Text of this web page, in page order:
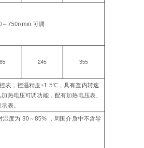
～750r/min 可调
245 355
表，控温精度±1.5℃，具有釜内转速
热电压可调功能，配有加热电压表、
表。
度为 30～85% ，周围介质中不含导